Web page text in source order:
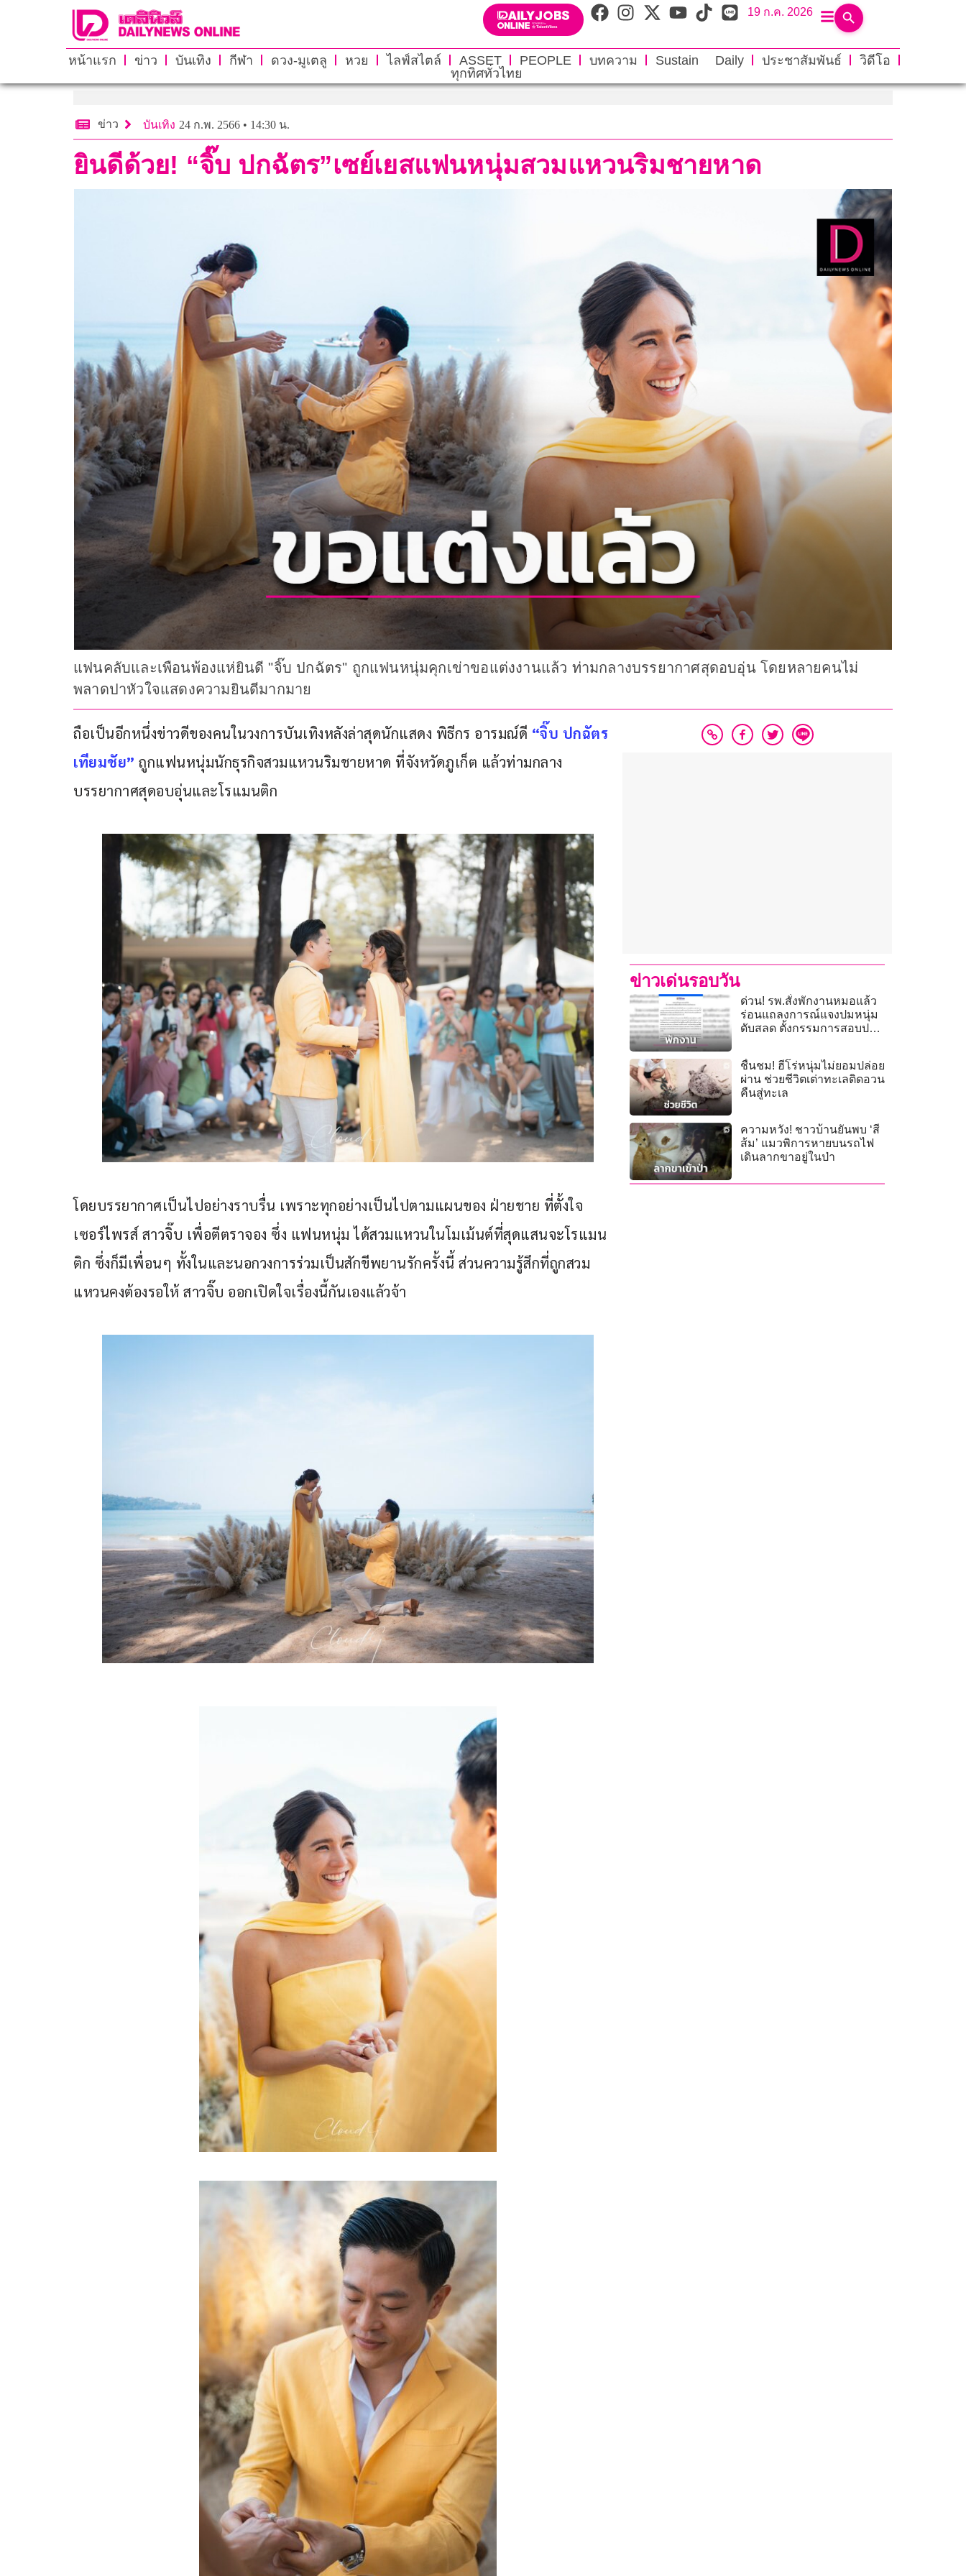
19 ก.ค. 2026
หน้าแรก ข่าว บันเทิง กีฬา ดวง-มูเตลู หวย ไลฟ์สไตล์ ASSET PEOPLE บทความ Sustain Daily ประชาสัมพันธ์
วิดีโอ
ทุกทิศทั่วไทย
ข่าว บันเทิง 24 ก.พ. 2566 • 14:30 น.
ยินดีด้วย! “จิ๊บ ปกฉัตร”เซย์เยสแฟนหนุ่มสวมแหวนริมชายหาด
แฟนคลับและเพือนพ้องแห่ยินดี "จิ๊บ ปกฉัตร" ถูกแฟนหนุ่มคุกเข่าขอแต่งงานแล้ว ท่ามกลางบรรยากาศสุดอบอุ่น โดยหลายคนไม่
พลาดปาหัวใจแสดงความยินดีมากมาย
ถือเป็นอีกหนึ่งข่าวดีของคนในวงการบันเทิงหลังล่าสุดนักแสดง พิธีกร อารมณ์ดี “จิ๊บ ปกฉัตร
เทียมชัย” ถูกแฟนหนุ่มนักธุรกิจสวมแหวนริมชายหาด ที่จังหวัดภูเก็ต แล้วท่ามกลาง
บรรยากาศสุดอบอุ่นและโรแมนติก
โดยบรรยากาศเป็นไปอย่างราบรื่น เพราะทุกอย่างเป็นไปตามแผนของ ฝ่ายชาย ที่ตั้งใจ
เซอร์ไพรส์ สาวจิ๊บ เพื่อตีตราจอง ซึ่ง แฟนหนุ่ม ได้สวมแหวนในโมเม้นต์ที่สุดแสนจะโรแมน
ติก ซึ่งก็มีเพื่อนๆ ทั้งในและนอกวงการร่วมเป็นสักขีพยานรักครั้งนี้ ส่วนความรู้สึกที่ถูกสวม
แหวนคงต้องรอให้ สาวจิ๊บ ออกเปิดใจเรื่องนี้กันเองแล้วจ้า
ข่าวเด่นรอบวัน
ด่วน! รพ.สั่งพักงานหมอแล้ว
ร่อนแถลงการณ์แจงปมหนุ่ม
ดับสลด ตั้งกรรมการสอบปม
ชื่นชม! ฮีโร่หนุ่มไม่ยอมปล่อย
ผ่าน ช่วยชีวิตเต่าทะเลติดอวน
คืนสู่ทะเล
ความหวัง! ชาวบ้านยันพบ ‘สี
ส้ม’ แมวพิการหายบนรถไฟ
เดินลากขาอยู่ในป่า